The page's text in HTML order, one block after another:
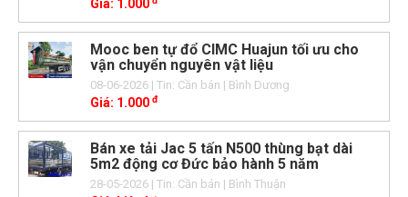
Giá: 1.000
Mooc ben tự đổ CIMC Huajun tối ưu cho
vận chuyển nguyên vật liệu
08-06-2026| Tin: Cần bán | Bình Dương
Giá: 1.000 đ
Bán xe tải Jac 5 tấn N500 thùng bạt dài
5m2 động cơ Đức bảo hành 5 năm
28-05-2026| Tin: Cần bán | Bình Thuận